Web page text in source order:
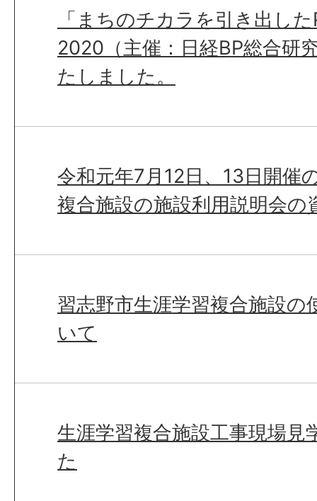
「まちのチカラを引き出し
2020（主催：日経BP総合研
たしました。
令和元年7月12日、13日開催
複合施設の施設利用説明会の
習志野市生涯学習複合施設の
いて
生涯学習複合施設工事現場見
た